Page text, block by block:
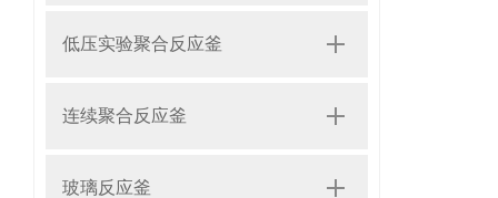
低压实验聚合反应釜
连续聚合反应釜
玻璃反应釜